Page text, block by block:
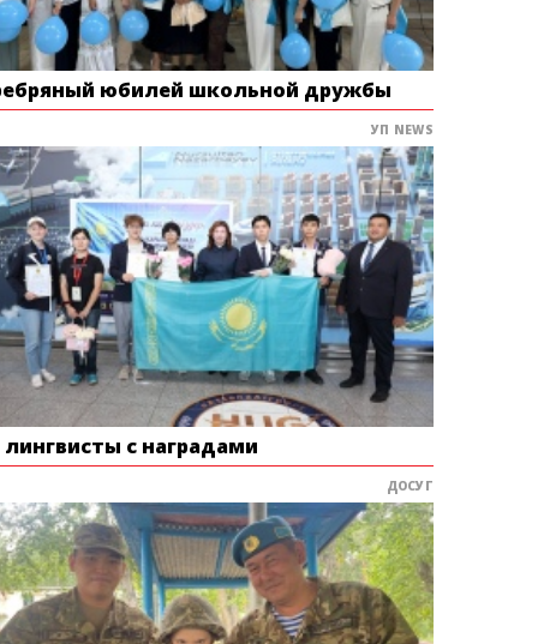
юбилей школьной дружбы
УП NEWS
лингвисты с наградами
ДОСУГ